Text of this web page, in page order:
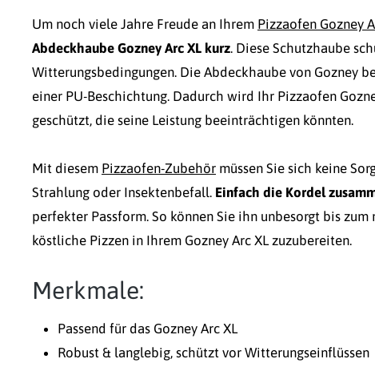
Um noch viele Jahre Freude an Ihrem Pizzaofen Gozney
Abdeckhaube Gozney Arc XL kurz. Diese Schutzhaube
Witterungsbedingungen. Die Abdeckhaube von Gozney
einer PU-Beschichtung. Dadurch wird Ihr Pizzaofen
geschützt, die seine Leistung beeinträchtigen könnten.
Mit diesem Pizzaofen-Zubehör müssen Sie sich keine
Strahlung oder Insektenbefall. Einfach die Kordel
perfekter Passform. So können Sie ihn unbesorgt bis
köstliche Pizzen in Ihrem Gozney Arc XL zuzubereiten.
Merkmale:
Passend für das Gozney Arc XL
Robust & langlebig, schützt vor Witterungseinflüssen